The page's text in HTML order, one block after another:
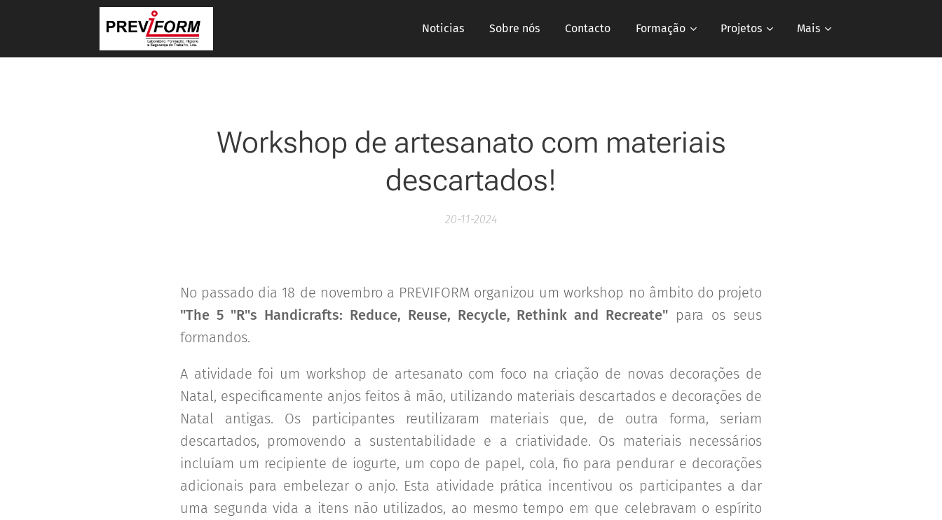
Noticias Sobre nós Contacto Formação Projetos Mais
Workshop de artesanato com materiais
descartados!
20-11-2024
No passado dia 18 de novembro a PREVIFORM organizou um workshop no âmbito do projeto
"The 5 "R"s Handicrafts: Reduce, Reuse, Recycle, Rethink and Recreate" para os seus
formandos.
A atividade foi um workshop de artesanato com foco na criação de novas decorações de
Natal, especificamente anjos feitos à mão, utilizando materiais descartados e decorações de
Natal antigas. Os participantes reutilizaram materiais que, de outra forma, seriam
descartados, promovendo a sustentabilidade e a criatividade. Os materiais necessários
incluíam um recipiente de iogurte, um copo de papel, cola, fio para pendurar e decorações
adicionais para embelezar o anjo. Esta atividade prática incentivou os participantes a dar
uma segunda vida a itens não utilizados, ao mesmo tempo em que celebravam o espírito